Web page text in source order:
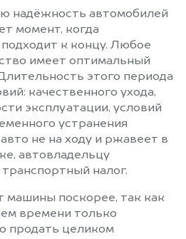
надёжность автомобилей
момент, когда
к концу. Любое
имеет оптимальный
этого периода
качественного ухода,
эксплуатации, условий
устранения
не на ходу и ржавеет в
автовладельцу
налог.
машины поскорее, так как
времени только
продать целиком